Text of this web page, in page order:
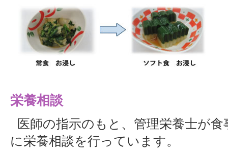
栄養相談
医師の指示のもと、管理栄養士が
に栄養相談を行っています。